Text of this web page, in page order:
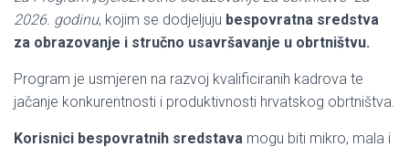
2026. godinu, kojim se dodjeljuju bespovratna sredstva
za obrazovanje i stručno usavršavanje u obrtništvu.
Program je usmjeren na razvoj kvalificiranih kadrova te
jačanje konkurentnosti i produktivnosti hrvatskog obrtništva.
Korisnici bespovratnih sredstava mogu biti mikro, mala i